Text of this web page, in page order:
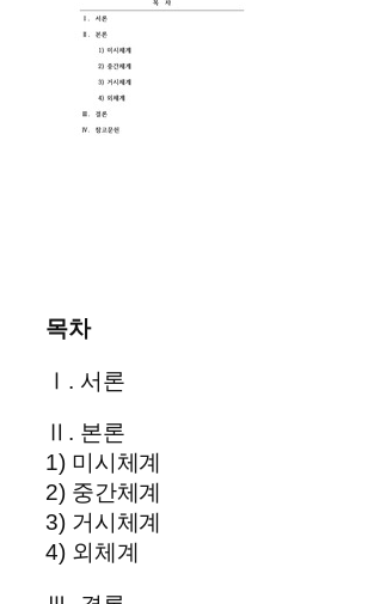
목차
Ⅰ. 서론
Ⅱ. 본론
1) 미시체계
2) 중간체계
3) 거시체계
4) 외체계